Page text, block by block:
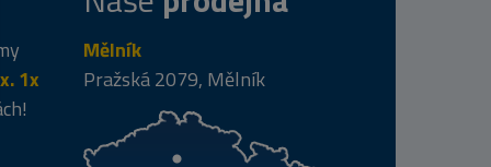
1x
Mělník
Pražská 2079, Mělník